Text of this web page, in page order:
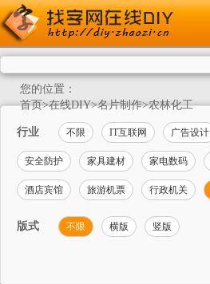
您的位置：
首页>在线DIY>名片制作>农林化工
行业 不限 IT互联网 广告设计
安全防护 家具建材 家电数码
酒店宾馆 旅游机票 行政机关
版式 不限 横版 竖版